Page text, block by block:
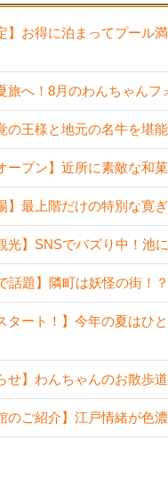
】お得に泊まってプール
旅へ！8月のわんちゃんフ
の王様と地元の名牛を堪
ープン】近所に素敵な和
】最上階だけの特別な寛
光】SNSでバズり中！池
話題】隣町は妖怪の街！
タート！】今年の夏はひ
せ】わんちゃんのお散歩
のご紹介】江戸情緒が色